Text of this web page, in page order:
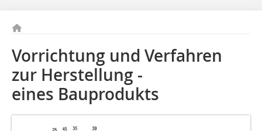
Vorrichtung und Verfahren
zur Herstellung ­
eines Bauprodukts